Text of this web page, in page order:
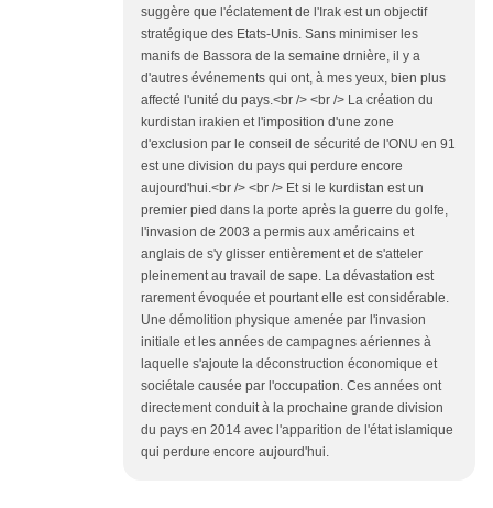
suggère que l'éclatement de l'Irak est un objectif
stratégique des Etats-Unis. Sans minimiser les
manifs de Bassora de la semaine drnière, il y a
d'autres événements qui ont, à mes yeux, bien plus
affecté l'unité du pays.<br /> <br /> La création du
kurdistan irakien et l'imposition d'une zone
d'exclusion par le conseil de sécurité de l'ONU en 91
est une division du pays qui perdure encore
aujourd'hui.<br /> <br /> Et si le kurdistan est un
premier pied dans la porte après la guerre du golfe,
l'invasion de 2003 a permis aux américains et
anglais de s'y glisser entièrement et de s'atteler
pleinement au travail de sape. La dévastation est
rarement évoquée et pourtant elle est considérable.
Une démolition physique amenée par l'invasion
initiale et les années de campagnes aériennes à
laquelle s'ajoute la déconstruction économique et
sociétale causée par l'occupation. Ces années ont
directement conduit à la prochaine grande division
du pays en 2014 avec l'apparition de l'état islamique
qui perdure encore aujourd'hui.